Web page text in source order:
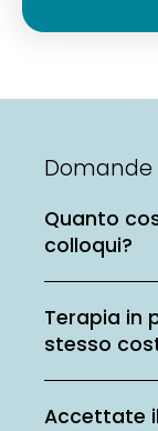
Quanto
colloqui?
Terapia in
stesso
Accettate